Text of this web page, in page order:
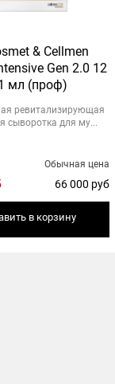
& Cellmen
Gen 2.0 12
мл (проф)
ревитализирующая
сыворотка для му...
Обычная цена
66 000 руб
в корзину